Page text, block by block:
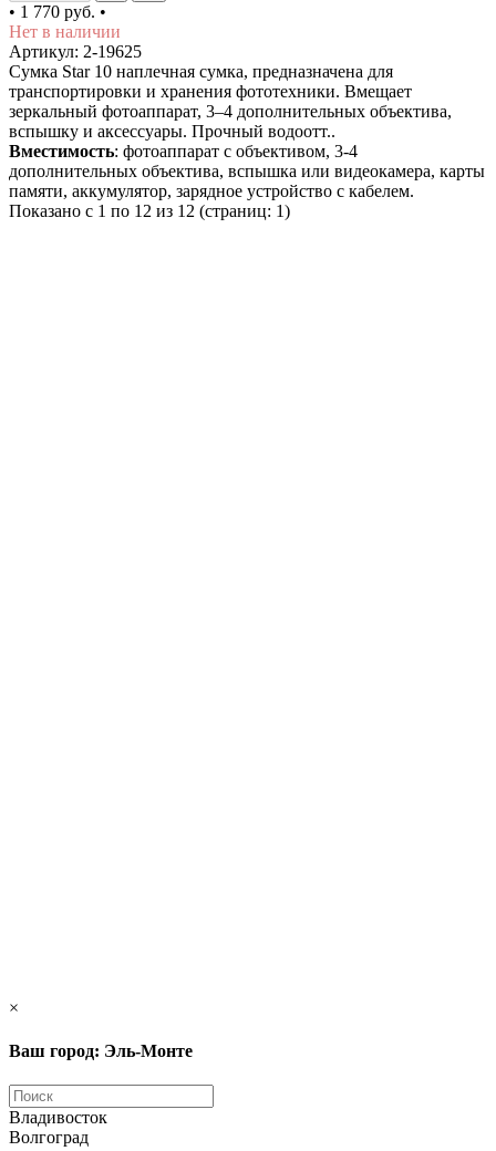
• 1 770 руб. •
Нет в наличии
Артикул: 2-19625
Сумка Star 10 наплечная сумка, предназначена для
транспортировки и хранения фототехники. Вмещает
зеркальный фотоаппарат, 3–4 дополнительных объектива,
вспышку и аксессуары. Прочный водоотт..
Вместимость: фотоаппарат с объективом, 3-4
дополнительных объектива, вспышка или видеокамера, карты
памяти, аккумулятор, зарядное устройство с кабелем.
Показано с 1 по 12 из 12 (страниц: 1)
×
Ваш город: Эль-Монте
Владивосток
Волгоград